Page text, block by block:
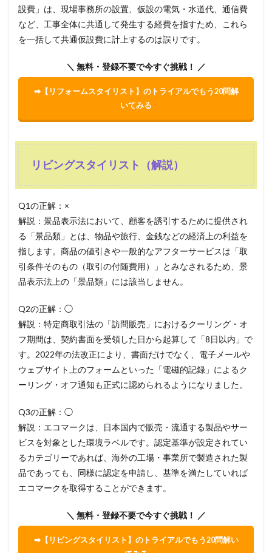
設費」は、現場事務所の設置、仮設の電気・水道代、通信費
など、工事全体に共通して発生する経費を指すため、これら
を一括して共通仮設費に計上するのは誤りです。
＼ 無料・登録不要で今すぐ挑戦！ ／
➡【リフォームスタイリスト】のトライアルでもう20問解
いてみる
リビングスタイリスト（解説）
Q1の正解：×
解説：景品表示法において、顧客を誘引するために提供され
る「景品類」とは、物品や旅行、金銭などの経済上の利益を
指します。商品の値引きや一般的なアフターサービスは「取
引条件そのもの（取引の付随費用）」とみなされるため、景
品表示法上の「景品類」には該当しません。
Q2の正解：◯
解説：特定商取引法の「訪問販売」におけるクーリング・オ
フ期間は、契約書面を受領した日から起算して「8日以内」で
す。2022年の法改正により、書面だけでなく、電子メールや
ウェブサイト上のフォームといった「電磁的記録」によるク
ーリング・オフ通知も正式に認められるようになりました。
Q3の正解：◯
解説：エコマークは、日本国内で販売・流通する製品やサー
ビスを対象とした環境ラベルです。認定基準が設定されてい
るカテゴリーであれば、海外の工場・事業所で製造された製
品であっても、同様に認定を申請し、基準を満たしていれば
エコマークを取得することができます。
＼ 無料・登録不要で今すぐ挑戦！ ／
➡【リビングスタイリスト】のトライアルでもう20問解い